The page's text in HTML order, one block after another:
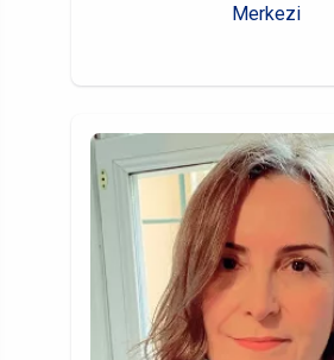
Merkezi